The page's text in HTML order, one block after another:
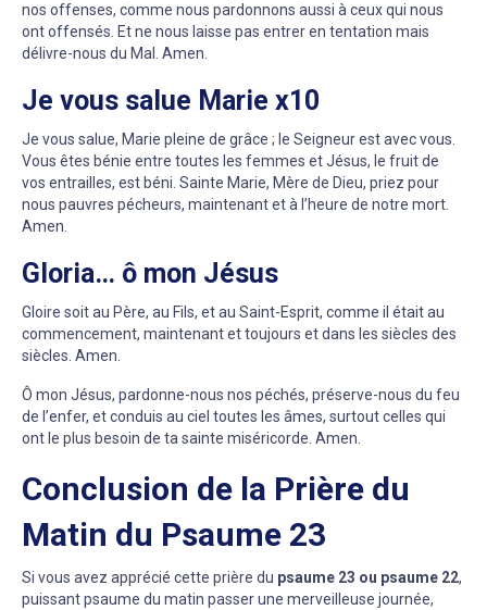
nos offenses, comme nous pardonnons aussi à ceux qui nous
ont offensés. Et ne nous laisse pas entrer en tentation mais
délivre-nous du Mal. Amen.
Je vous salue Marie x10
Je vous salue, Marie pleine de grâce ; le Seigneur est avec vous.
Vous êtes bénie entre toutes les femmes et Jésus, le fruit de
vos entrailles, est béni. Sainte Marie, Mère de Dieu, priez pour
nous pauvres pécheurs, maintenant et à l’heure de notre mort.
Amen.
Gloria… ô mon Jésus
Gloire soit au Père, au Fils, et au Saint-Esprit, comme il était au
commencement, maintenant et toujours et dans les siècles des
siècles. Amen.
Ô mon Jésus, pardonne-nous nos péchés, préserve-nous du feu
de l’enfer, et conduis au ciel toutes les âmes, surtout celles qui
ont le plus besoin de ta sainte miséricorde. Amen.
Conclusion de la Prière du
Matin du Psaume 23
Si vous avez apprécié cette prière du psaume 23 ou psaume 22,
puissant psaume du matin passer une merveilleuse journée,